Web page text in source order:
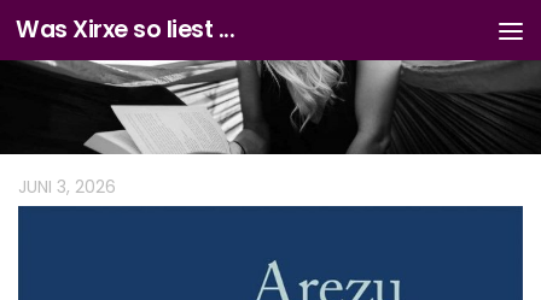
Zum Inhalt springen
Was Xirxe so liest ...
JUNI 3, 2026